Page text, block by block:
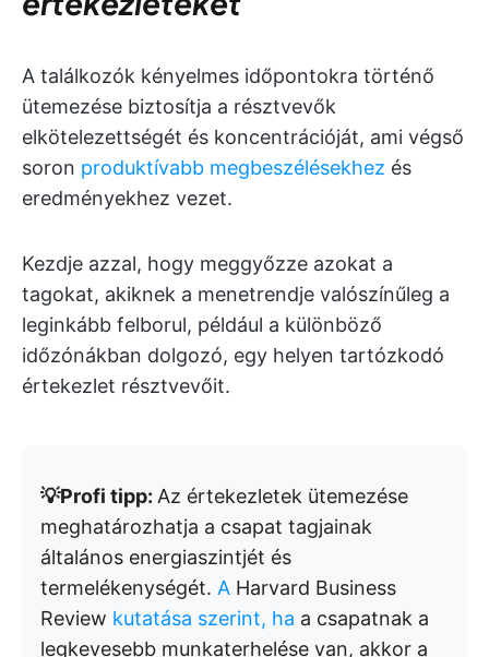
A találkozók kényelmes időpontokra történő
ütemezése biztosítja a résztvevők
elkötelezettségét és koncentrációját, ami végső
soron produktívabb megbeszélésekhez és
eredményekhez vezet.
Kezdje azzal, hogy meggyőzze azokat a
tagokat, akiknek a menetrendje valószínűleg a
leginkább felborul, például a különböző
időzónákban dolgozó, egy helyen tartózkodó
értekezlet résztvevőit.
💡Profi tipp: Az értekezletek ütemezése
meghatározhatja a csapat tagjainak
általános energiaszintjét és
termelékenységét. A Harvard Business
Review kutatása szerint, ha a csapatnak a
legkevesebb munkaterhelése van, akkor a